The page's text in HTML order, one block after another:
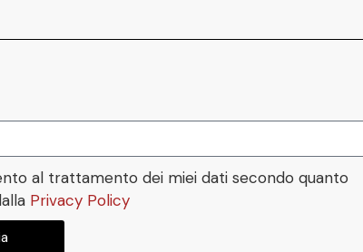
al trattamento dei miei dati secondo quanto
Privacy Policy